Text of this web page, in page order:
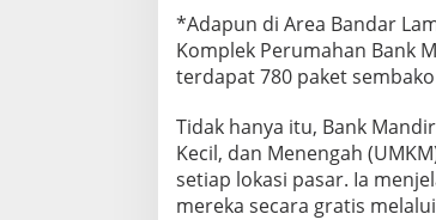
n
e
s
*Adapun di Area Bandar
Komplek Perumahan Bank
terdapat 780 paket
Tidak hanya itu, Bank
Kecil, dan Menengah
setiap lokasi pasar. Ia
mereka secara gratis